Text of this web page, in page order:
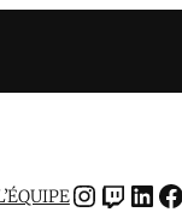
INSTAGRAMTWITCH LINKEDIN FACEBOOK